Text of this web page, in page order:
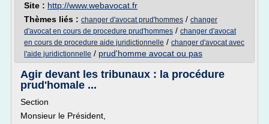
Site : http://www.webavocat.fr
Thèmes liés : changer d'avocat prud'hommes / changer
d'avocat en cours de procedure prud'hommes / changer d'avocat
en cours de procedure aide juridictionnelle / changer d'avocat avec
l'aide juridictionnelle / prud'homme avocat ou pas
Agir devant les tribunaux : la procédure
prud'homale ...
Section
Monsieur le Président,